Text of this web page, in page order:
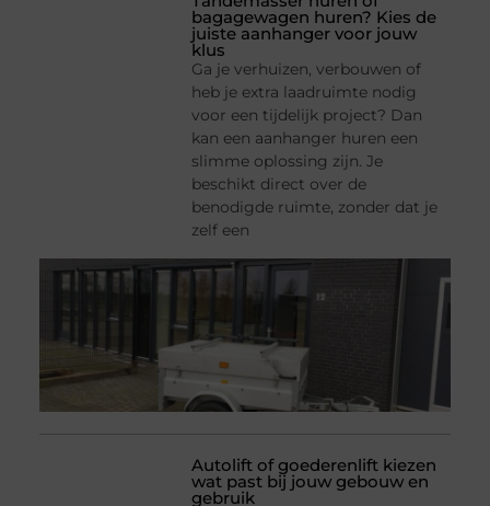
bagagewagen huren? Kies de
juiste aanhanger voor jouw
klus
Ga je verhuizen, verbouwen of
heb je extra laadruimte nodig
voor een tijdelijk project? Dan
kan een aanhanger huren een
slimme oplossing zijn. Je
beschikt direct over de
benodigde ruimte, zonder dat je
zelf een
Autolift of goederenlift kiezen
wat past bij jouw gebouw en
gebruik